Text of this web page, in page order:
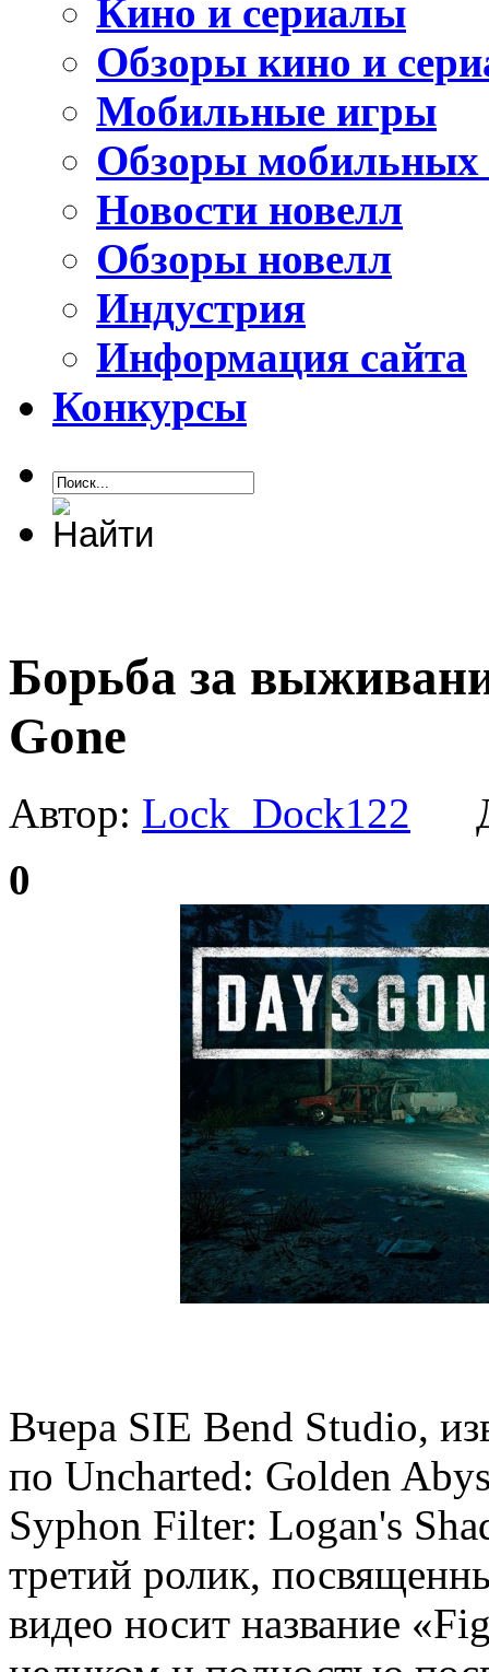
Кино и сериалы
Обзоры кино и
Мобильные игры
Обзоры мобильных
Новости новелл
Обзоры новелл
Индустрия
Информация сайта
Конкурсы
Борьба за
Gone
Автор: Lock_Dock122
0
Вчера SIE Bend Studio,
по Uncharted: Golden
Syphon Filter: Logan's
третий ролик,
видео носит название